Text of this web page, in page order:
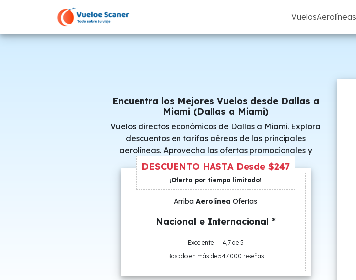
VuelosAerolíneas
Encuentra los Mejores Vuelos desde Dallas a
Miami (Dallas a Miami)
Vuelos directos económicos de Dallas a Miami. Explora
descuentos en tarifas aéreas de las principales
aerolíneas. Aprovecha las ofertas promocionales y
consigue precios especiales.
DESCUENTO HASTA Desde $247
¡Oferta por tiempo limitado!
Arriba Aerolínea Ofertas
Nacional e Internacional *
Excelente
4,7 de 5
Basado en más de 547.000 reseñas